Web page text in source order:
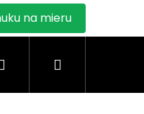
na mieru
stanov
PrihlásenieNákupný